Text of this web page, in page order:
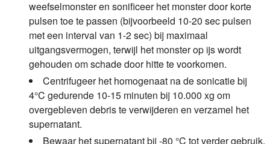
weefselmonster en sonificeer het monster door korte
pulsen toe te passen (bijvoorbeeld 10-20 sec pulsen
met een interval van 1-2 sec) bij maximaal
uitgangsvermogen, terwijl het monster op ijs wordt
gehouden om schade door hitte te voorkomen.
Centrifugeer het homogenaat na de sonicatie bij
4°C gedurende 10-15 minuten bij 10.000 xg om
overgebleven debris te verwijderen en verzamel het
supernatant.
Bewaar het supernatant bij -80 °C tot verder gebruik.